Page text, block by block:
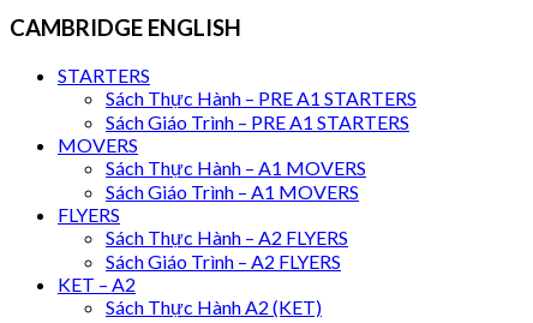
CAMBRIDGE ENGLISH
STARTERS
Sách Thực Hành – PRE A1 STARTERS
Sách Giáo Trình – PRE A1 STARTERS
MOVERS
Sách Thực Hành – A1 MOVERS
Sách Giáo Trình – A1 MOVERS
FLYERS
Sách Thực Hành – A2 FLYERS
Sách Giáo Trình – A2 FLYERS
KET – A2
Sách Thực Hành A2 (KET)